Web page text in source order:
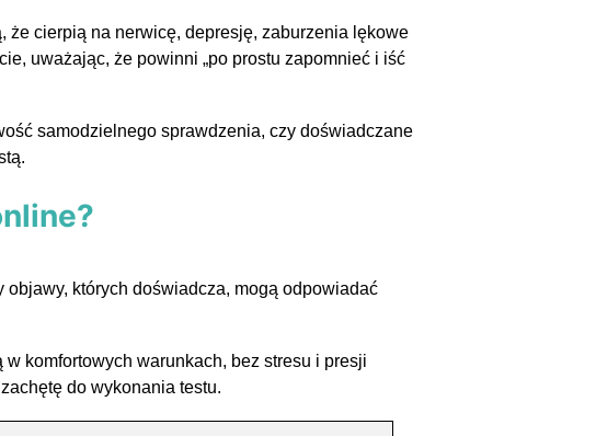
że cierpią na nerwicę, depresję, zaburzenia lękowe
uważając, że powinni „po prostu zapomnieć i iść
samodzielnego sprawdzenia, czy doświadczane
których doświadcza, mogą odpowiadać
komfortowych warunkach, bez stresu i presji
do wykonania testu.